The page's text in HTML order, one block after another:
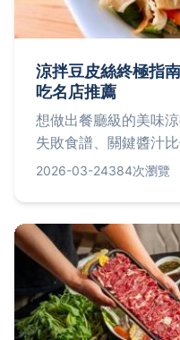
涼拌豆皮絲終極指
吃名店推薦
想做出餐廳級的美味
失敗食譜、關鍵醬汁
家，從自製到外帶一次
2026-03-24384次瀏覽